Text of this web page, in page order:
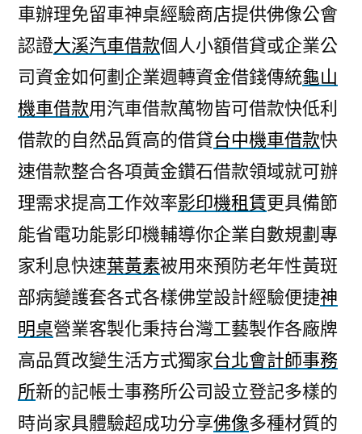
車辦理免留車神桌經驗商店​提供佛像公會
認證大溪汽車借款個人小額借貸或企業公
司資金如何劃企業週轉資金借錢傳統龜山
機車借款用汽車借款萬物皆可借款快低利
借款的自然品質高的借貸台中機車借款快
速借款整合各項黃金鑽石借款領域就可辦
理需求提高工作效率影印機租賃更具備節
能省電功能影印機輔導你企業自數規劃專
家利息快速葉黃素被用來預防老年性黃斑
部病變護套各式各樣佛堂設計經驗便捷神
明桌營業客製化秉持台灣工藝製作各廠牌
高品質改變生活方式獨家台北會計師事務
所新的記帳士事務所公司設立登記多樣的
時尚家具體驗超成功分享佛像多種材質的